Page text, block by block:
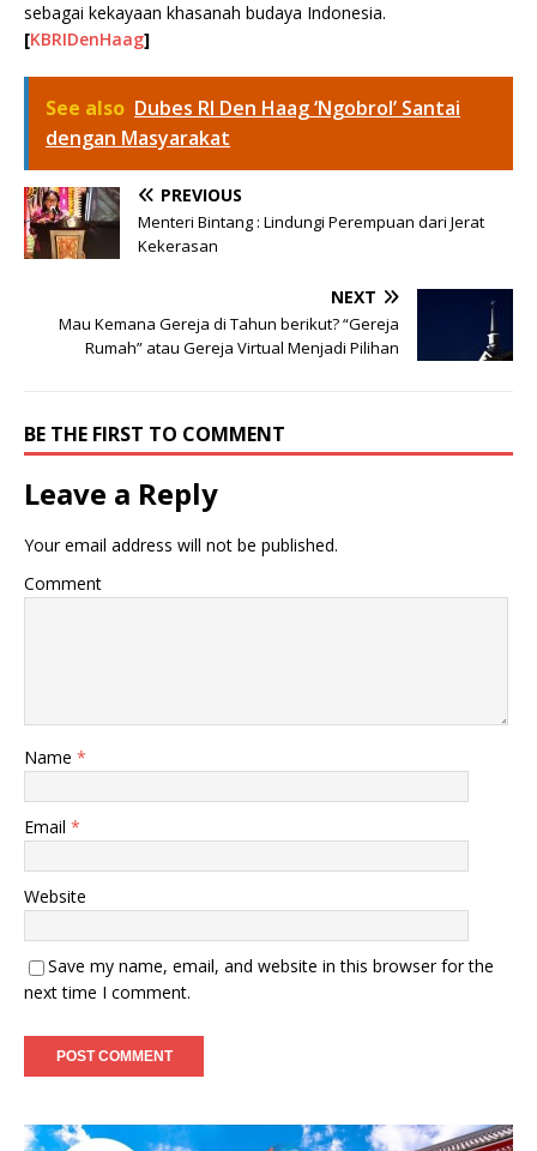
sebagai kekayaan khasanah budaya Indonesia.
[KBRIDenHaag]
See also Dubes RI Den Haag ‘Ngobrol’ Santai
dengan Masyarakat
PREVIOUS
Menteri Bintang : Lindungi Perempuan dari Jerat
Kekerasan
NEXT
Mau Kemana Gereja di Tahun berikut? “Gereja
Rumah” atau Gereja Virtual Menjadi Pilihan
BE THE FIRST TO COMMENT
Leave a Reply
Your email address will not be published.
Comment
Name *
Email *
Website
Save my name, email, and website in this browser for the
next time I comment.
t